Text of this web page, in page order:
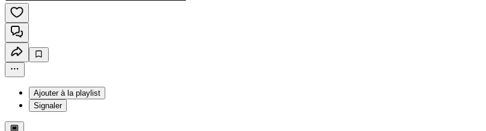
Ajouter à la playlist
Signaler